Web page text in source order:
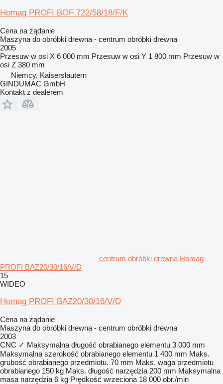
Homag PROFI BOF 722/58/18/F/K
Cena na żądanie
Maszyna do obróbki drewna - centrum obróbki drewna
2005
Przesuw w osi X 6 000 mm Przesuw w osi Y 1 800 mm Przesuw w
osi Z 380 mm
Niemcy, Kaiserslautern
GINDUMAC GmbH
Kontakt z dealerem
centrum obróbki drewna Homag
PROFI BAZ20/30/16/V/D
15
WIDEO
Homag PROFI BAZ20/30/16/V/D
Cena na żądanie
Maszyna do obróbki drewna - centrum obróbki drewna
2003
CNC ✓ Maksymalna długość obrabianego elementu 3 000 mm
Maksymalna szerokość obrabianego elementu 1 400 mm Maks.
grubość obrabianego przedmiotu. 70 mm Maks. waga przedmiotu
obrabianego 150 kg Maks. długość narzędzia 200 mm Maksymalna
masa narzędzia 6 kg Prędkość wrzeciona 18 000 obr./min